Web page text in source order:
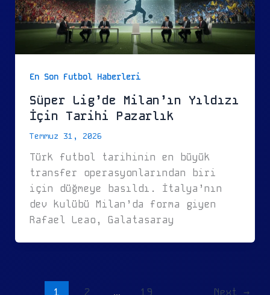
En Son Futbol Haberleri
Süper Lig’de Milan’ın Yıldızı
İçin Tarihi Pazarlık
Temmuz 31, 2026
Türk futbol tarihinin en büyük
transfer operasyonlarından biri
için düğmeye basıldı. İtalya’nın
dev kulübü Milan’da forma giyen
Rafael Leao, Galatasaray
1 2 … 19 Next →